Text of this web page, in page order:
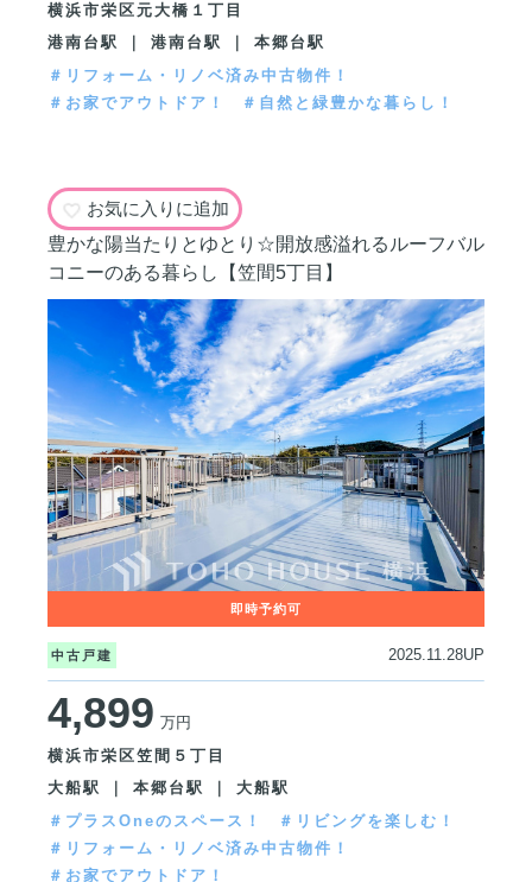
横浜市栄区元大橋１丁目
港南台駅 ｜ 港南台駅 ｜ 本郷台駅
＃リフォーム・リノベ済み中古物件！
＃お家でアウトドア！
＃自然と緑豊かな暮らし！
お気に入りに追加
豊かな陽当たりとゆとり☆開放感溢れるルーフバル
コニーのある暮らし【笠間5丁目】
中古戸建 2025.11.28UP
4,899 万円
横浜市栄区笠間５丁目
大船駅 ｜ 本郷台駅 ｜ 大船駅
＃プラスOneのスペース！
＃リビングを楽しむ！
＃リフォーム・リノベ済み中古物件！
＃お家でアウトドア！